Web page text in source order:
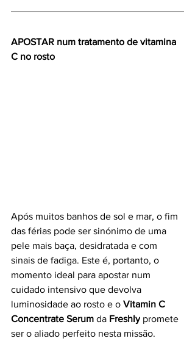
APOSTAR num tratamento de vitamina
C no rosto
Após muitos banhos de sol e mar, o fim
das férias pode ser sinónimo de uma
pele mais baça, desidratada e com
sinais de fadiga. Este é, portanto, o
momento ideal para apostar num
cuidado intensivo que devolva
luminosidade ao rosto e o Vitamin C
Concentrate Serum da Freshly promete
ser o aliado perfeito nesta missão.